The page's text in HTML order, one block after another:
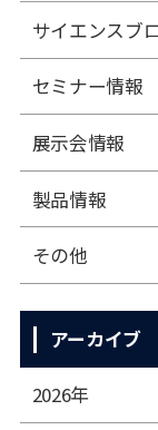
サイエンスブ
セミナー情報
展⽰会情報
製品情報
その他
アーカイブ
2026年